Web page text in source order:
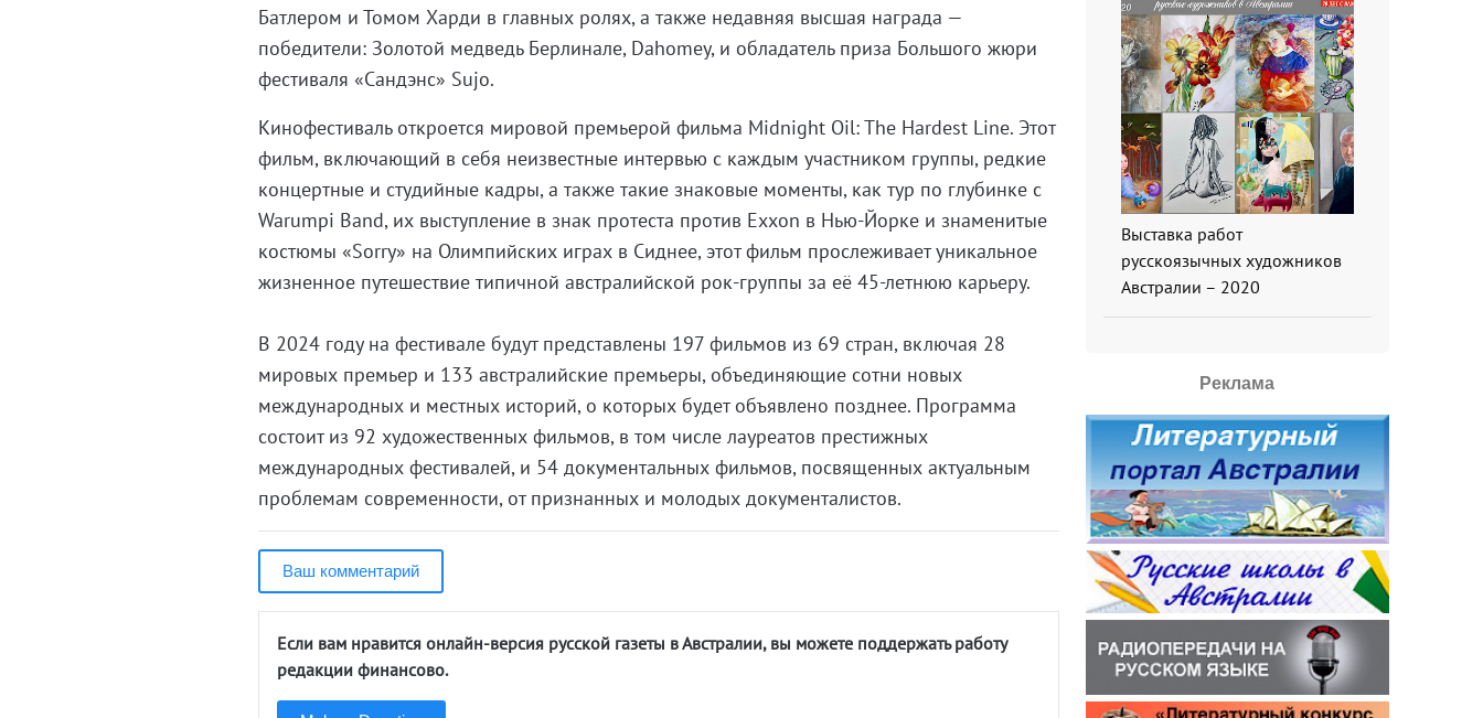
Батлером и Томом Харди в главных ролях, а также недавняя высшая награда —
победители: Золотой медведь Берлинале, Dahomey, и обладатель приза Большого жюри
фестиваля «Сандэнс» Sujo.
Кинофестиваль откроется мировой премьерой фильма Midnight Oil: The Hardest Line. Этот
фильм, включающий в себя неизвестные интервью с каждым участником группы, редкие
концертные и студийные кадры, а также такие знаковые моменты, как тур по глубинке с
Warumpi Band, их выступление в знак протеста против Exxon в Нью-Йорке и знаменитые
костюмы «Sorry» на Олимпийских играх в Сиднее, этот фильм прослеживает уникальное
жизненное путешествие типичной австралийской рок-группы за её 45-летнюю карьеру.
В 2024 году на фестивале будут представлены 197 фильмов из 69 стран, включая 28
мировых премьер и 133 австралийские премьеры, объединяющие сотни новых
международных и местных историй, о которых будет объявлено позднее. Программа
состоит из 92 художественных фильмов, в том числе лауреатов престижных
международных фестивалей, и 54 документальных фильмов, посвященных актуальным
проблемам современности, от признанных и молодых документалистов.
Ваш комментарий
Если вам нравится онлайн-версия русской газеты в Австралии, вы можете поддержать работу
редакции финансово.
Выставка работ
русскоязычных художников
Австралии – 2020
Реклама